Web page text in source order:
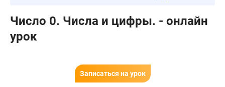
Число 0. Числа и цифры. - онлайн
урок
Записаться на урок